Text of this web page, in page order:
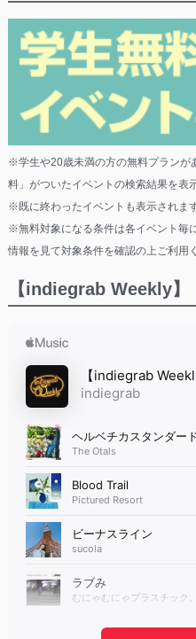
※学生や20歳未満の方の無料プランが
料」がついたイベントの検索結果を表
※既に終わったイベントも表示されます
※無料対象になる条件は各イベント毎
情報を見て対象条件を確認の上ご利用
【indiegrab Weekly】